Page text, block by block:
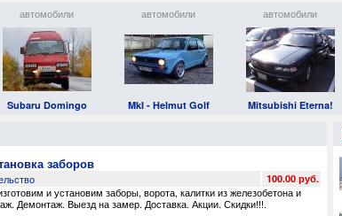
автомобили
Subaru Domingo
автомобили
MkI - Helmut Golf
автомобили
Mitsubishi Eterna!
заборов
100.00 руб.
и установим заборы, ворота, калитки из железобетона и
Демонтаж. Выезд на замер. Доставка. Акции. Скидки!!!.